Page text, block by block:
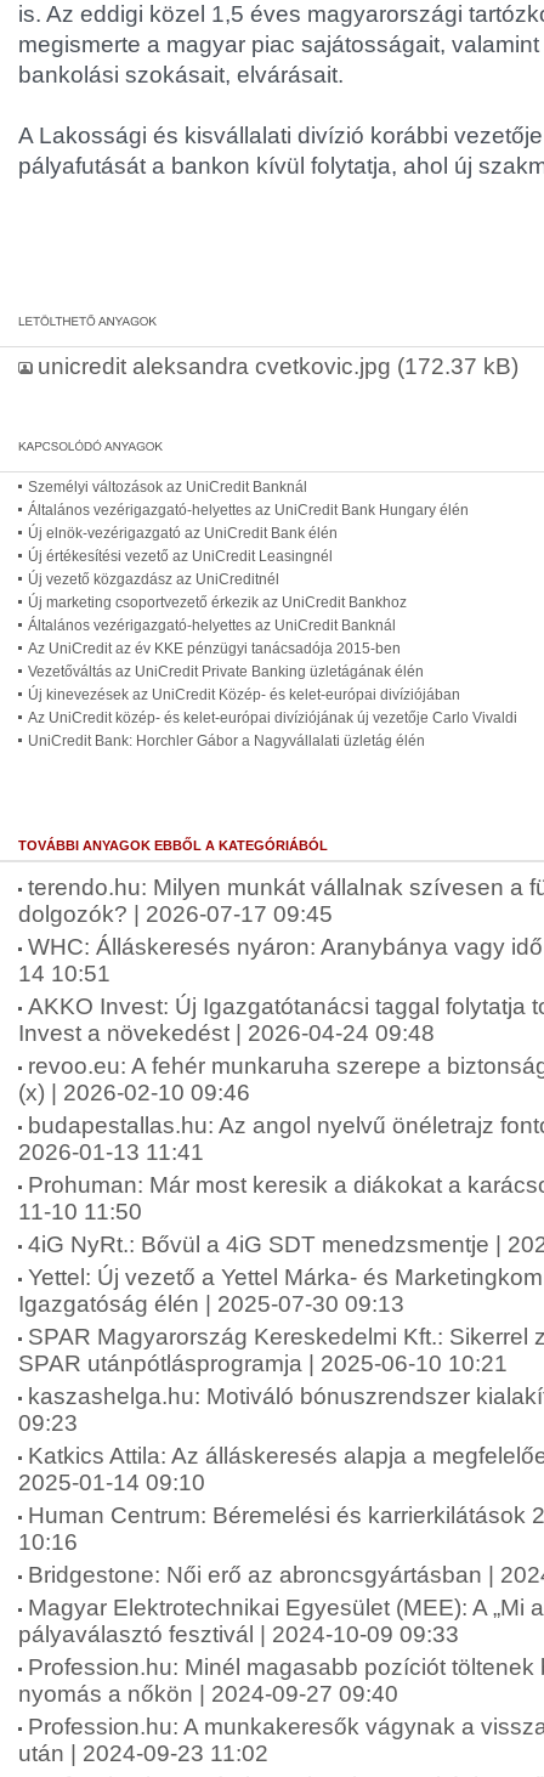
is. Az eddigi közel 1,5 éves magyarországi
megismerte a magyar piac sajátosságait,
bankolási szokásait, elvárásait.
A Lakossági és kisvállalati divízió korábbi
pályafutását a bankon kívül folytatja, ahol új
unicredit aleksandra cvetkovic.jpg (172.37 kB)
Személyi változások az UniCredit Banknál
Általános vezérigazgató-helyettes az UniCredit Bank Hungary élén
Új elnök-vezérigazgató az UniCredit Bank élén
Új értékesítési vezető az UniCredit Leasingnél
Új vezető közgazdász az UniCreditnél
Új marketing csoportvezető érkezik az UniCredit Bankhoz
Általános vezérigazgató-helyettes az UniCredit Banknál
Az UniCredit az év KKE pénzügyi tanácsadója 2015-ben
Vezetőváltás az UniCredit Private Banking üzletágának élén
Új kinevezések az UniCredit Közép- és kelet-európai divíziójában
Az UniCredit közép- és kelet-európai divíziójának új vezetője Carlo Vivaldi
UniCredit Bank: Horchler Gábor a Nagyvállalati üzletág élén
TOVÁBBI ANYAGOK EBBŐL A KATEGÓRIÁBÓL
terendo.hu: Milyen munkát vállalnak szívesen a
dolgozók? | 2026-07-17 09:45
WHC: Álláskeresés nyáron: Aranybánya vagy
14 10:51
AKKO Invest: Új Igazgatótanácsi taggal folytatja
Invest a növekedést | 2026-04-24 09:48
revoo.eu: A fehér munkaruha szerepe a
(x) | 2026-02-10 09:46
budapestallas.hu: Az angol nyelvű önéletrajz
2026-01-13 11:41
Prohuman: Már most keresik a diákokat a
11-10 11:50
4iG NyRt.: Bővül a 4iG SDT menedzsmentje |
Yettel: Új vezető a Yettel Márka- és
Igazgatóság élén | 2025-07-30 09:13
SPAR Magyarország Kereskedelmi Kft.: Sikerrel
SPAR utánpótlásprogramja | 2025-06-10 10:21
kaszashelga.hu: Motiváló bónuszrendszer
09:23
Katkics Attila: Az álláskeresés alapja a
2025-01-14 09:10
Human Centrum: Béremelési és karrierkilátások
10:16
Bridgestone: Női erő az abroncsgyártásban |
Magyar Elektrotechnikai Egyesület (MEE): A „Mi
pályaválasztó fesztivál | 2024-10-09 09:33
Profession.hu: Minél magasabb pozíciót
nyomás a nőkön | 2024-09-27 09:40
Profession.hu: A munkakeresők vágynak a
után | 2024-09-23 11:02